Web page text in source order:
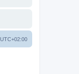
UTC+02:00